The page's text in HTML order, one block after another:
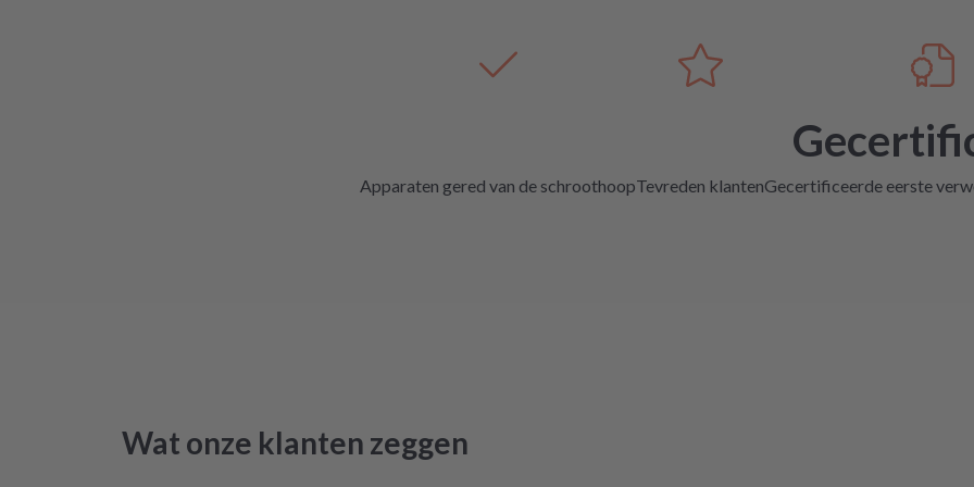
Apparaten gered van de schroothoopTevreden klantenGecertificeerde eerste
Wat onze klanten zeggen